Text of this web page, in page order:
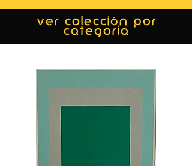
ver colección por
categoría